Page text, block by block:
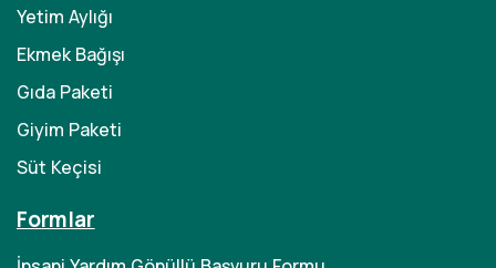
Yetim Aylığı
Ekmek Bağışı
Gıda Paketi
Giyim Paketi
Süt Keçisi
Formlar